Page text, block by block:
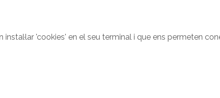
'cookies' en el seu terminal i que ens permeten